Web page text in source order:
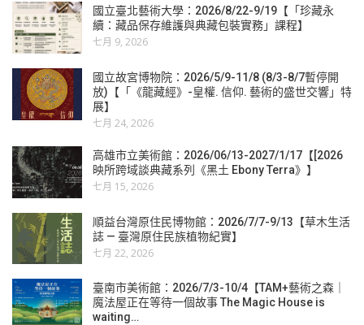
國立臺北藝術大學：2026/8/22-9/19【「珍藏永
續：藏品保存維護與典藏包裝實務」課程】
七月 9, 2026
國立故宮博物院：2026/5/9-11/8 (8/3-8/7暫停開
放)【「《龍藏經》-皇權. 信仰. 藝術的盛世交響」特
展】
七月 24, 2026
高雄市立美術館：2026/06/13-2027/1/17【[2026
映所跨域談典藏系列《黑土 Ebony Terra》】
七月 15, 2026
順益台灣原住民博物館：2026/7/7-9/13【草木生活
誌 — 臺灣原住民族植物紀實】
七月 22, 2026
臺南市美術館：2026/7/3-10/4【TAM+藝術之森｜
魔法屋正在等待一個故事 The Magic House is
waiting…